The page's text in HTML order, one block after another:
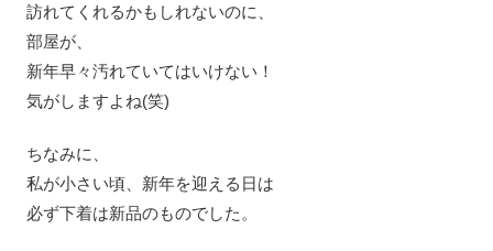
訪れてくれるかもしれないのに、
部屋が、
新年早々汚れていてはいけない！
気がしますよね(笑)
ちなみに、
私が小さい頃、新年を迎える日は
必ず下着は新品のものでした。